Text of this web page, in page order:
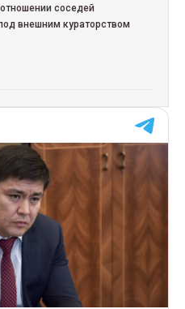
соседей
внешним кураторством